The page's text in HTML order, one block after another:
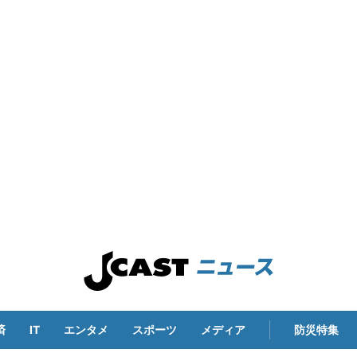
IT エンタメ スポーツ メディア 防災特集